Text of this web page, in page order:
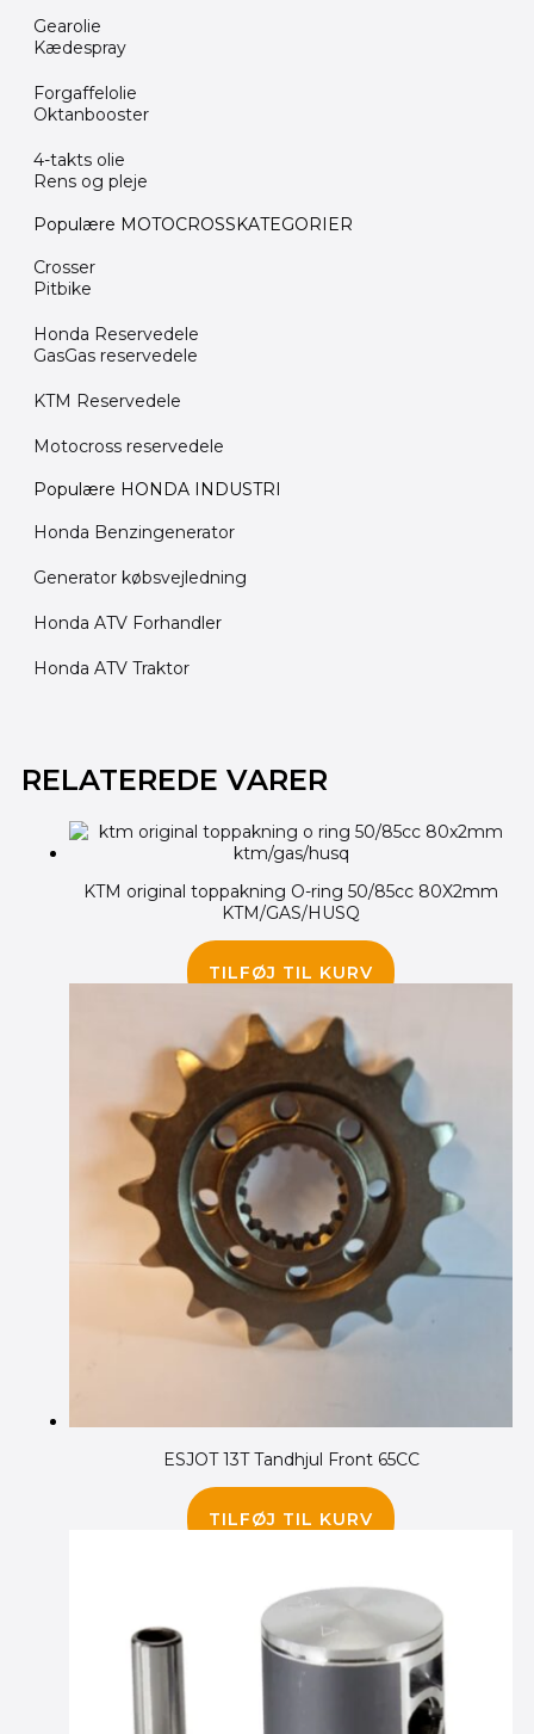
Gearolie
Kædespray
Forgaffelolie
Oktanbooster
4-takts olie
Rens og pleje
Populære MOTOCROSSKATEGORIER
Crosser
Pitbike
Honda Reservedele
GasGas reservedele
KTM Reservedele
Motocross reservedele
Populære HONDA INDUSTRI
Honda Benzingenerator
Generator købsvejledning
Honda ATV Forhandler
Honda ATV Traktor
RELATEREDE VARER
KTM original toppakning O-ring 50/85cc 80X2mm
KTM/GAS/HUSQ
TILFØJ TIL KURV
ESJOT 13T Tandhjul Front 65CC
TILFØJ TIL KURV